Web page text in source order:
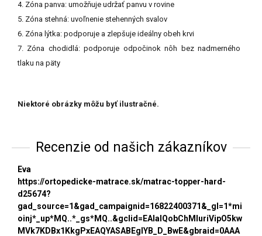
4. Zóna panva: umožňuje udržať panvu v rovine
5. Zóna stehná: uvoľnenie stehenných svalov
6. Zóna lýtka: podporuje a zlepšuje ideálny obeh krvi
7. Zóna chodidlá: podporuje odpočinok nôh bez nadmerného
tlaku na päty
Niektoré obrázky môžu byť ilustračné.
Recenzie od našich zákazníkov
Eva
https://ortopedicke-matrace.sk/matrac-topper-hard-
d25674?
gad_source=1&gad_campaignid=16822400371&_gl=1*mi
oinj*_up*MQ..*_gs*MQ..&gclid=EAIaIQobChMIuriVipO5kw
MVk7KDBx1KkgPxEAQYASABEgIYB_D_BwE&gbraid=0AAA